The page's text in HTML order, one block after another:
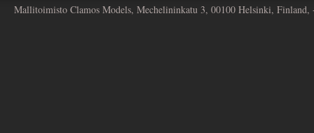
Mallitoimisto Clamos Models, Mechelininkatu 3, 00100 Helsinki,